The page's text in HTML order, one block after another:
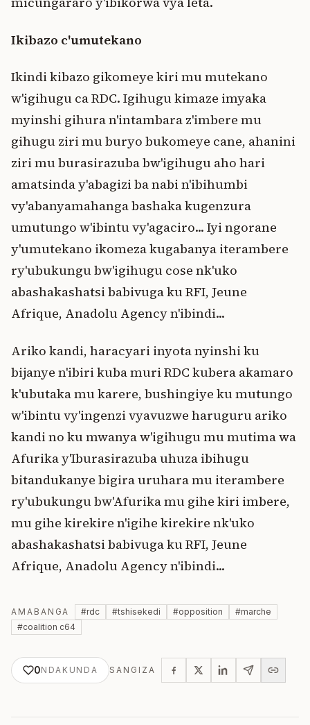
Ikibazo c'umutekano
Ikindi kibazo gikomeye kiri mu mutekano
w'igihugu ca RDC. Igihugu kimaze imyaka
myinshi gihura n'intambara z'imbere mu
gihugu ziri mu buryo bukomeye cane, ahanini
ziri mu burasirazuba bw'igihugu aho hari
amatsinda y'abagizi ba nabi n'ibihumbi
vy'abanyamahanga bashaka kugenzura
umutungo w'ibintu vy'agaciro... Iyi ngorane
y'umutekano ikomeza kugabanya iterambere
ry'ubukungu bw'igihugu cose nk'uko
abashakashatsi babivuga ku RFI, Jeune
Afrique, Anadolu Agency n'ibindi...
Ariko kandi, haracyari inyota nyinshi ku
bijanye n'ibiri kuba muri RDC kubera akamaro
k'ubutaka mu karere, bushingiye ku mutungo
w'ibintu vy'ingenzi vyavuzwe haruguru ariko
kandi no ku mwanya w'igihugu mu mutima wa
Afurika y'Iburasirazuba uhuza ibihugu
bitandukanye bigira uruhara mu iterambere
ry'ubukungu bw'Afurika mu gihe kiri imbere,
mu gihe kirekire n'igihe kirekire nk'uko
abashakashatsi babivuga ku RFI, Jeune
Afrique, Anadolu Agency n'ibindi...
AMABANGA #rdc #tshisekedi #opposition #marche
#coalition c64
0NDAKUNDA SANGIZA